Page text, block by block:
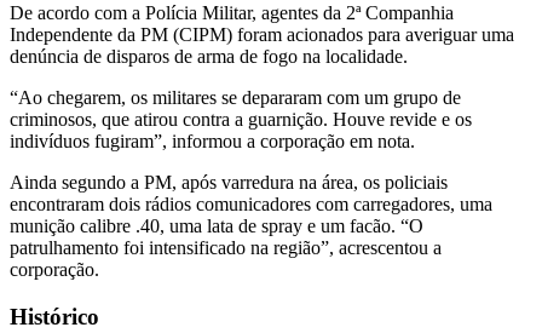
De acordo com a Polícia Militar, agentes da 2ª Companhia
Independente da PM (CIPM) foram acionados para averiguar uma
denúncia de disparos de arma de fogo na localidade.
“Ao chegarem, os militares se depararam com um grupo de
criminosos, que atirou contra a guarnição. Houve revide e os
indivíduos fugiram”, informou a corporação em nota.
Ainda segundo a PM, após varredura na área, os policiais
encontraram dois rádios comunicadores com carregadores, uma
munição calibre .40, uma lata de spray e um facão. “O
patrulhamento foi intensificado na região”, acrescentou a
corporação.
Histórico